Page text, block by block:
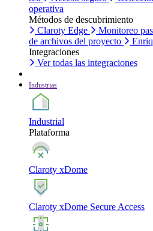
operativa
Métodos de descubrimiento
Claroty Edge
Monitoreo
de archivos del proyecto
Integraciones
Ver todas las integraciones
Industrias
Industrial
Plataforma
Claroty xDome
Claroty xDome Secure Access